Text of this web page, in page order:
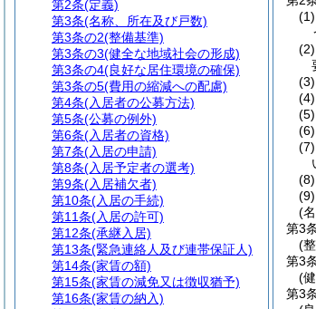
(1)
(2)
(3)
(4)
(5)
(6)
(7)
(8)
(9)
(
第3
(
第3
(
第3
第2条(定義)
第3条(名称、所在及び戸数)
第3条の2(整備基準)
第3条の3(健全な地域社会の形成)
第3条の4(良好な居住環境の確保)
第3条の5(費用の縮減への配慮)
第4条(入居者の公募方法)
第5条(公募の例外)
第6条(入居者の資格)
第7条(入居の申請)
第8条(入居予定者の選考)
第9条(入居補欠者)
第10条(入居の手続)
第11条(入居の許可)
第12条(承継入居)
第13条(緊急連絡人及び連帯保証人)
第14条(家賃の額)
第15条(家賃の減免又は徴収猶予)
第16条(家賃の納入)